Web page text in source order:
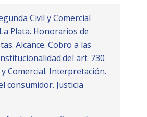
Civil y Comercial
Plata. Honorarios de
Alcance. Cobro a las
del art. 730
Comercial. Interpretación.
consumidor. Justicia